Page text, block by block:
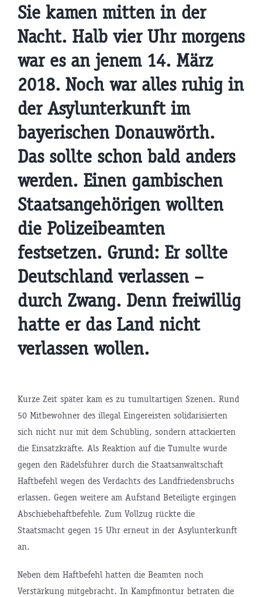
Sie kamen mitten in der
Nacht. Halb vier Uhr morgens
war es an jenem 14. März
2018. Noch war alles ruhig in
der Asylunterkunft im
bayerischen Donauwörth.
Das sollte schon bald anders
werden. Einen gambischen
Staatsangehörigen wollten
die Polizeibeamten
festsetzen. Grund: Er sollte
Deutschland verlassen –
durch Zwang. Denn freiwillig
hatte er das Land nicht
verlassen wollen.
Kurze Zeit später kam es zu tumultartigen Szenen. Rund
50 Mitbewohner des illegal Eingereisten solidarisierten
sich nicht nur mit dem Schübling, sondern attackierten
die Einsatzkräfte. Als Reaktion auf die Tumulte wurde
gegen den Rädelsführer durch die Staatsanwaltschaft
Haftbefehl wegen des Verdachts des Landfriedensbruchs
erlassen. Gegen weitere am Aufstand Beteiligte ergingen
Abschiebehaftbefehle. Zum Vollzug rückte die
Staatsmacht gegen 15 Uhr erneut in der Asylunterkunft
an.
Neben dem Haftbefehl hatten die Beamten noch
Verstärkung mitgebracht. In Kampfmontur betraten die